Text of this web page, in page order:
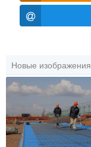
Новые изображения